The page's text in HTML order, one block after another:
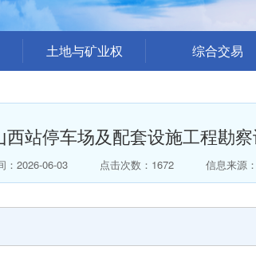
土地与矿业权
结果公布
楼面地价出价（模拟）
总价出价（模拟）
综合交易
交易答疑澄清
结果公示
中标公告
拍卖公告
西站停车场及配套设施工程勘
：2026-06-03 点击次数：1672 信息来源